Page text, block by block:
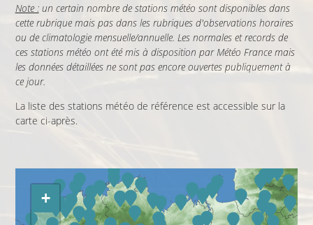
Note :un certain nombre de stations météo sont disponibles dans
cette rubrique mais pas dans les rubriques d'observations horaires
ou de climatologie mensuelle/annuelle. Les normales et records de
ces stations météo ont été mis à disposition par Météo France mais
les données détaillées ne sont pas encore ouvertes publiquement à
ce jour.
La liste des stations météo de référence est accessible sur la
carte ci-après.
+